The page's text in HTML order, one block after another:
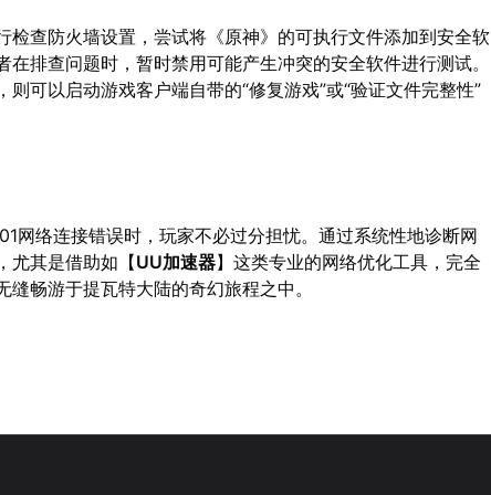
检查防火墙设置，尝试将《原神》的可执行文件添加到安全软
排查问题时，暂时禁用可能产生冲突的安全软件进行测试。
可以启动游戏客户端自带的“修复游戏”或“验证文件完整性”
网络连接错误时，玩家不必过分担忧。通过系统性地诊断网
尤其是借助如【UU加速器】这类专业的网络优化工具，完全
畅游于提瓦特大陆的奇幻旅程之中。